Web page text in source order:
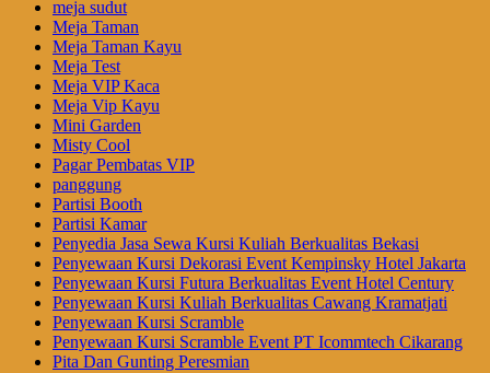
meja sudut
Meja Taman
Meja Taman Kayu
Meja Test
Meja VIP Kaca
Meja Vip Kayu
Mini Garden
Misty Cool
Pagar Pembatas VIP
panggung
Partisi Booth
Partisi Kamar
Penyedia Jasa Sewa Kursi Kuliah Berkualitas Bekasi
Penyewaan Kursi Dekorasi Event Kempinsky Hotel Jakarta
Penyewaan Kursi Futura Berkualitas Event Hotel Century
Penyewaan Kursi Kuliah Berkualitas Cawang Kramatjati
Penyewaan Kursi Scramble
Penyewaan Kursi Scramble Event PT Icommtech Cikarang
Pita Dan Gunting Peresmian